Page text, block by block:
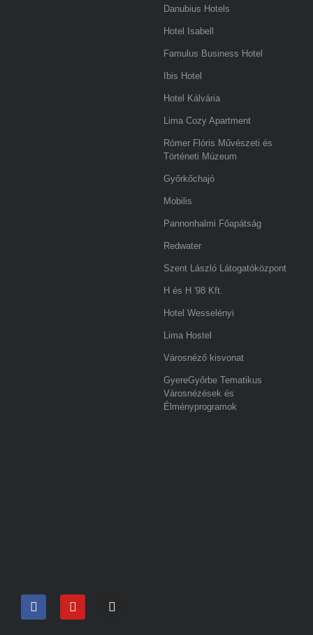
Danubius Hotels
Hotel Isabell
Famulus Business Hotel
Ibis Hotel
Hotel Kálvária
Lima Cozy Apartment
Rómer Flóris Művészeti és
Történeti Múzeum
Győrkőchajó
Mobilis
Pannonhalmi Főapátság
Redwater
Szent László Látogatóközpont
H és H '98 Kft.
Hotel Wesselényi
Lima Hostel
Városnéző kisvonat
GyereGyőrbe Tematikus
Városnézések és
Élményprogramok